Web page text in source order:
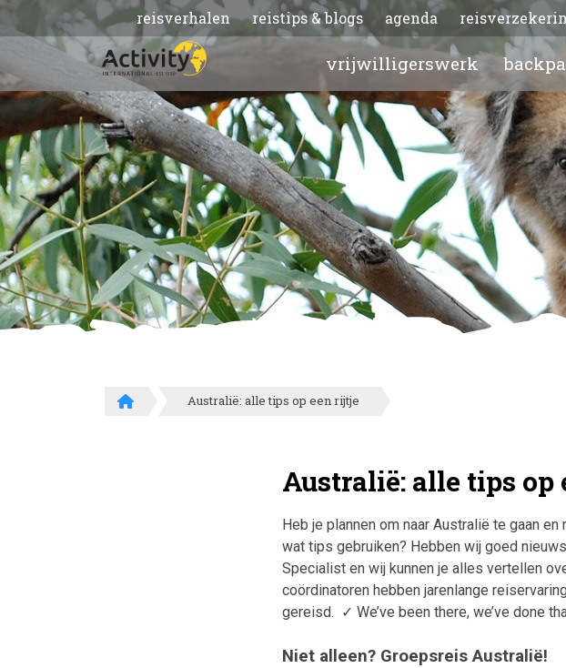
reisverhalen reistips & blogs agenda
vrijwilligerswerk
Australië: alle tips op een rijtje
Australië: alle tips op
Heb je plannen om naar Australië te gaan
wat tips gebruiken? Hebben wij goed
Specialist en wij kunnen je alles vertellen
coördinatoren hebben jarenlange
gereisd. ✓ We’ve been there, we’ve done
Niet alleen? Groepsreis Australië!